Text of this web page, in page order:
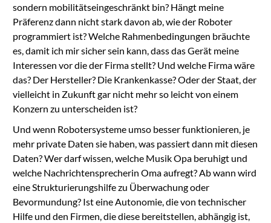
sondern mobilitätseingeschränkt bin? Hängt meine
Präferenz dann nicht stark davon ab, wie der Roboter
programmiert ist? Welche Rahmenbedingungen bräuchte
es, damit ich mir sicher sein kann, dass das Gerät meine
Interessen vor die der Firma stellt? Und welche Firma wäre
das? Der Hersteller? Die Krankenkasse? Oder der Staat, der
vielleicht in Zukunft gar nicht mehr so leicht von einem
Konzern zu unterscheiden ist?
Und wenn Robotersysteme umso besser funktionieren, je
mehr private Daten sie haben, was passiert dann mit diesen
Daten? Wer darf wissen, welche Musik Opa beruhigt und
welche Nachrichtensprecherin Oma aufregt? Ab wann wird
eine Strukturierungshilfe zu Überwachung oder
Bevormundung? Ist eine Autonomie, die von technischer
Hilfe und den Firmen, die diese bereitstellen, abhängig ist,